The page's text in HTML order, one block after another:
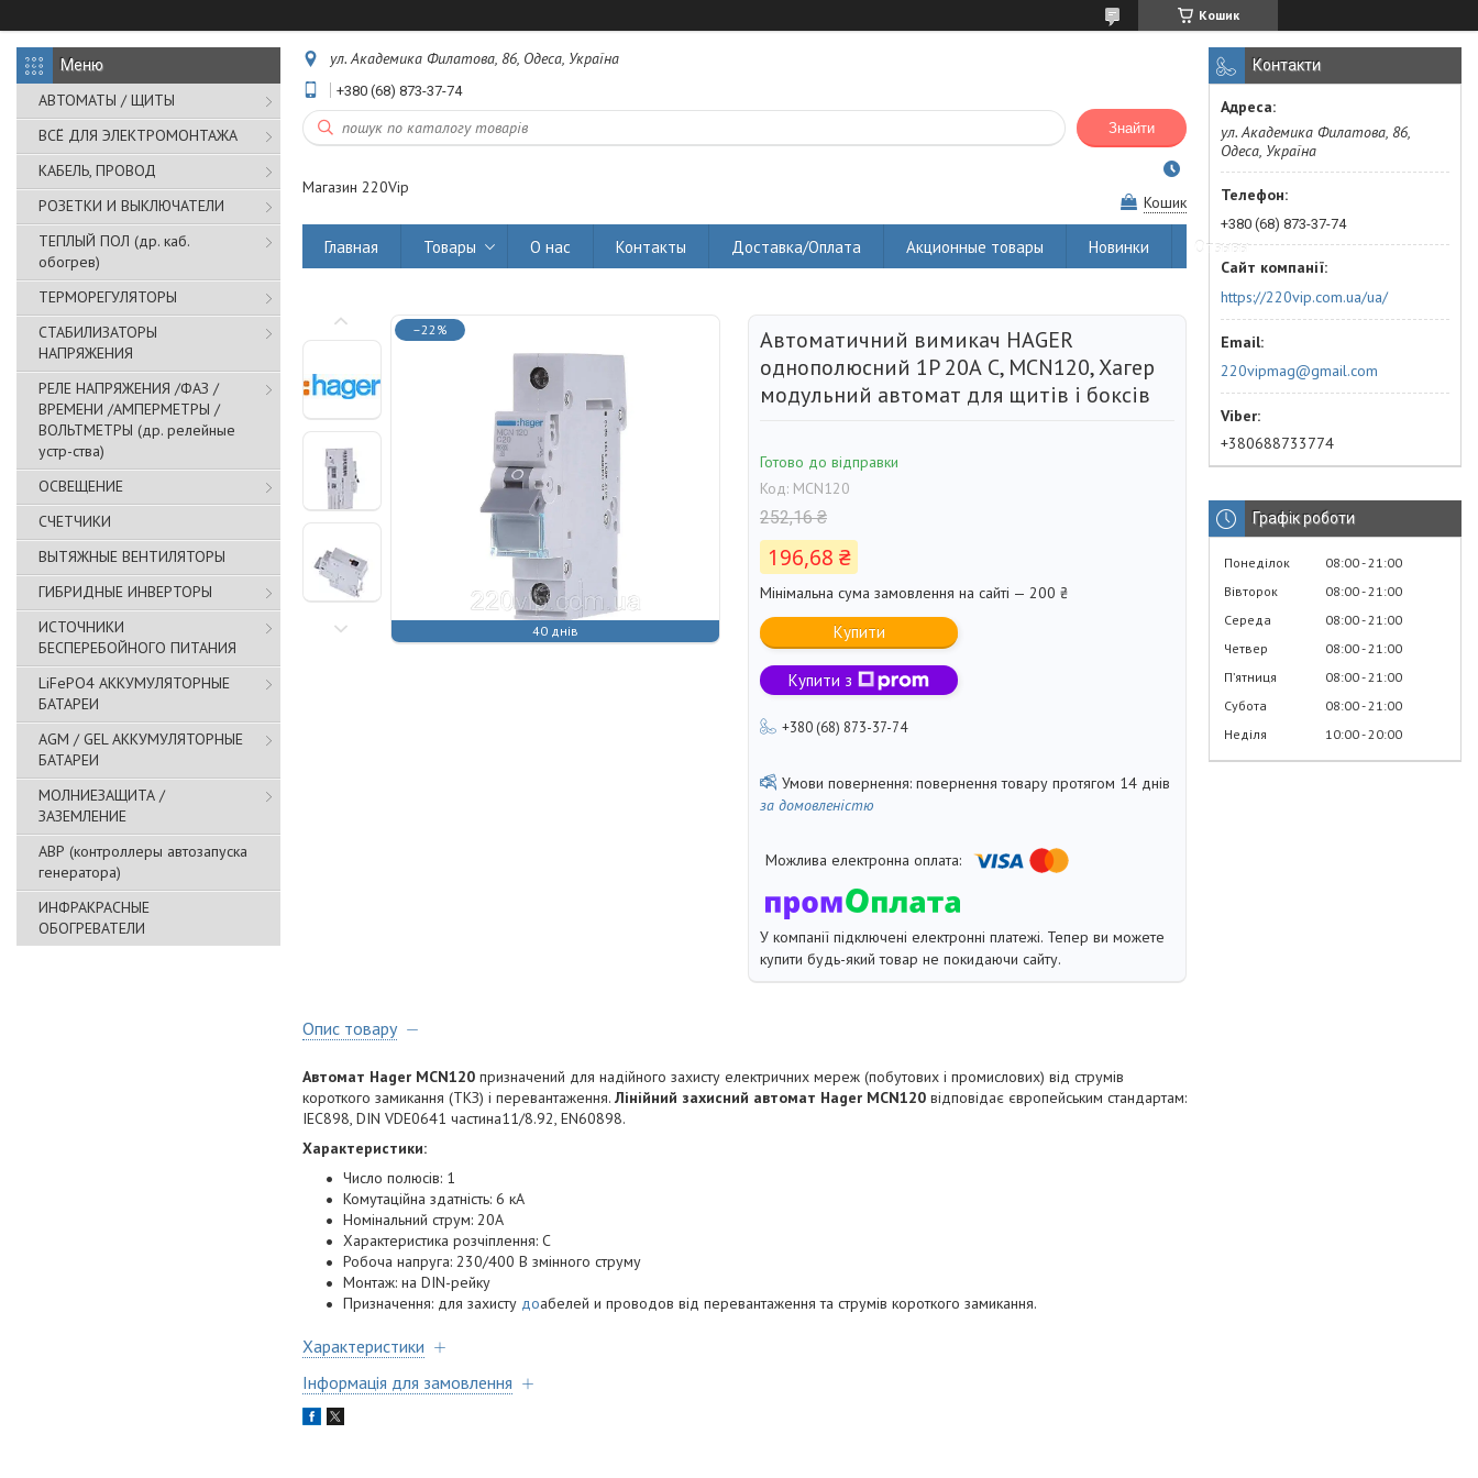
Кошик
АВТОМАТЫ / ЩИТЫ
ВСЁ ДЛЯ ЭЛЕКТРОМОНТАЖА
КАБЕЛЬ, ПРОВОД
РОЗЕТКИ И ВЫКЛЮЧАТЕЛИ
ТЕПЛЫЙ ПОЛ (др. каб.
обогрев)
ТЕРМОРЕГУЛЯТОРЫ
СТАБИЛИЗАТОРЫ
НАПРЯЖЕНИЯ
РЕЛЕ НАПРЯЖЕНИЯ /ФАЗ /
ВРЕМЕНИ /АМПЕРМЕТРЫ /
ВОЛЬТМЕТРЫ (др. релейные
устр-ства)
ОСВЕЩЕНИЕ
СЧЕТЧИКИ
ВЫТЯЖНЫЕ ВЕНТИЛЯТОРЫ
ГИБРИДНЫЕ ИНВЕРТОРЫ
ИСТОЧНИКИ
БЕСПЕРЕБОЙНОГО ПИТАНИЯ
LiFePO4 АККУМУЛЯТОРНЫЕ
БАТАРЕИ
AGM / GEL АККУМУЛЯТОРНЫЕ
БАТАРЕИ
МОЛНИЕЗАЩИТА /
ЗАЗЕМЛЕНИЕ
АВР (контроллеры автозапуска
генератора)
ИНФРАКРАСНЫЕ
ОБОГРЕВАТЕЛИ
ул. Академика Филатова, 86, Одеса, Україна
+380 (68) 873-37-74
Знайти
Магазин 220Vip
Кошик
Главная Товары О нас Контакты Доставка/Оплата Акционные товары Новинки Отзывы
–22%
40 днів
Автоматичний вимикач HAGER
однополюсний 1P 20А C, MCN120, Хагер
модульний автомат для щитів і боксів
Готово до відправки
Код: MCN120
252,16 ₴
196,68 ₴
Мінімальна сума замовлення на сайті — 200 ₴
Купити
Купити з
+380 (68) 873-37-74
повернення товару протягом 14 днів
за домовленістю
У компанії підключені електронні платежі. Тепер ви можете
купити будь-який товар не покидаючи сайту.
Опис товару
Автомат Hager MCN120 призначений для надійного захисту електричних мереж (побутових і промислових) від струмів
короткого замикання (ТКЗ) і перевантаження.Лінійний захисний автомат Hager MCN120 відповідає європейським стандартам:
IEC898, DIN VDE0641 частина11/8.92, EN60898.
Характеристики:
Число полюсів: 1
Комутаційна здатність: 6 кА
Номінальний струм: 20А
Характеристика розчіплення: С
Робоча напруга: 230/400 В змінного струму
Монтаж: на DIN-рейку
Призначення: для захисту доабелей и проводов від перевантаження та струмів короткого замикання.
Характеристики
Інформація для замовлення
Контакти
ул. Академика Филатова, 86,
Одеса, Україна
+380 (68) 873-37-74
https://220vip.com.ua/ua/
220vipmag@gmail.com
+380688733774
Графік роботи
Понеділок 08:00 21:00
Вівторок
08:00 21:00
Середа
08:00 21:00
Четвер
08:00 21:00
Пʼятниця
08:00 21:00
Субота
08:00 21:00
Неділя
10:00 20:00